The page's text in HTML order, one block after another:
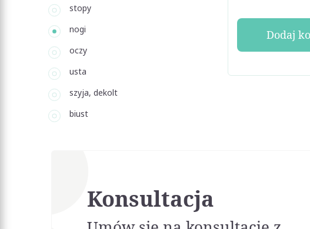
stopy
nogi
oczy
usta
szyja, dekolt
biust
Dodaj
Konsultacja